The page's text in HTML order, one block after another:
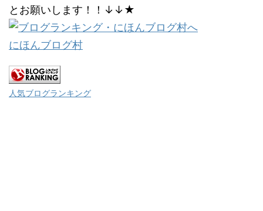
とお願いします！！↓↓★
にほんブログ村
人気ブログランキング